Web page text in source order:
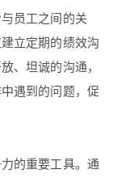
员工之间的关
立定期的绩效沟
、坦诚的沟通，
遇到的问题，促
的重要工具。通